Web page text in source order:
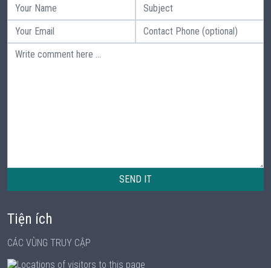
SEND IT
Tiện ích
CÁC VÙNG TRUY CẬP